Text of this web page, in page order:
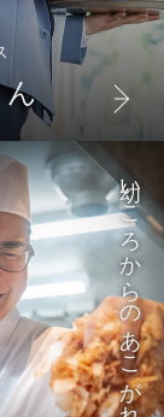
ん
幼いころからのあこがれ